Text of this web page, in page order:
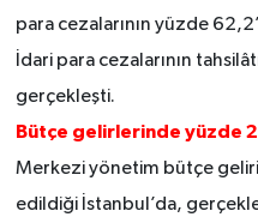
para cezalarının yüzde
İdari para cezalarının
gerçekleşti.
Bütçe gelirlerinde yüzde
Merkezi yönetim bütçe
edildiği İstanbul’da,